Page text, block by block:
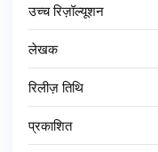
उच्च रिज़ॉल्यूशन
लेखक
रिलीज़ तिथि
प्रकाशित